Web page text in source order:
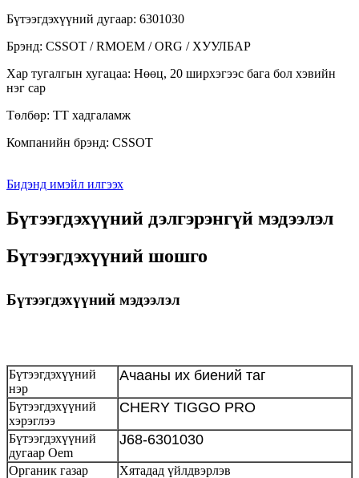
Бүтээгдэхүүний дугаар: 6301030
Брэнд: CSSOT / RMOEM / ORG / ХУУЛБАР
Хар тугалгын хугацаа: Нөөц, 20 ширхэгээс бага бол хэвийн
нэг сар
Төлбөр: TT хадгаламж
Компанийн брэнд: CSSOT
Бидэнд имэйл илгээх
Бүтээгдэхүүний дэлгэрэнгүй мэдээлэл
Бүтээгдэхүүний шошго
Бүтээгдэхүүний мэдээлэл
Бүтээгдэхүүний
нэр
Ачааны их биений таг
Бүтээгдэхүүний
хэрэглээ
CHERY TIGGO PRO
Бүтээгдэхүүний
дугаар Oem
J68-6301030
Органик газар
Хятадад үйлдвэрлэв